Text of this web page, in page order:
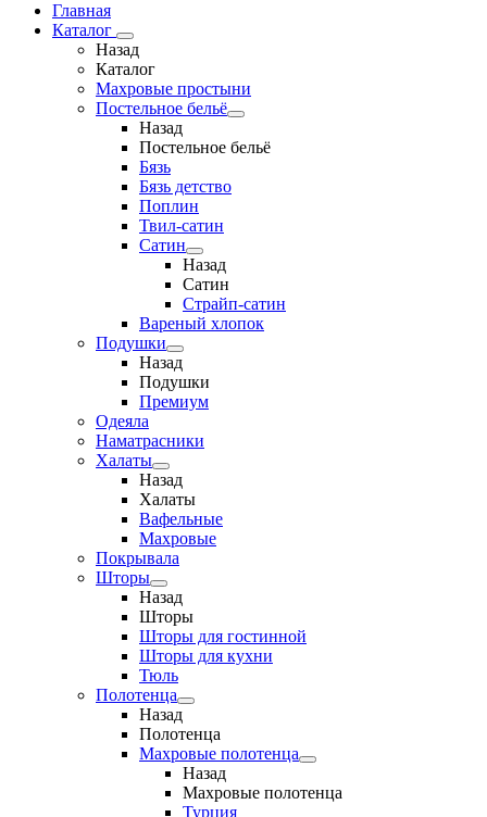
Главная
Каталог
Назад
Каталог
Махровые простыни
Постельное бельё
Назад
Постельное бельё
Бязь
Бязь детство
Поплин
Твил-сатин
Сатин
Назад
Сатин
Страйп-сатин
Вареный хлопок
Подушки
Назад
Подушки
Премиум
Одеяла
Наматрасники
Халаты
Назад
Халаты
Вафельные
Махровые
Покрывала
Шторы
Назад
Шторы
Шторы для гостинной
Шторы для кухни
Тюль
Полотенца
Назад
Полотенца
Махровые полотенца
Назад
Махровые полотенца
Турция